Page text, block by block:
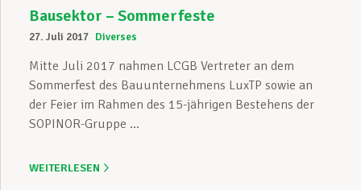
Bausektor – Sommerfeste
27. Juli 2017 Diverses
Mitte Juli 2017 nahmen LCGB Vertreter an dem
Sommerfest des Bauunternehmens LuxTP sowie an
der Feier im Rahmen des 15-jährigen Bestehens der
SOPINOR-Gruppe ...
WEITERLESEN